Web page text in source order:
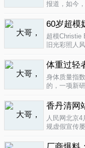
报道，如今
非常独特，
养专家指出
60岁超模
超模Christie
旧光彩照人
外，从12岁
酱，午餐豆
体重过轻
身体质量指
的，一项新
（如果是粗
一个人的高
香丹清网
人民网北京
规虚假宣传
官方销售网